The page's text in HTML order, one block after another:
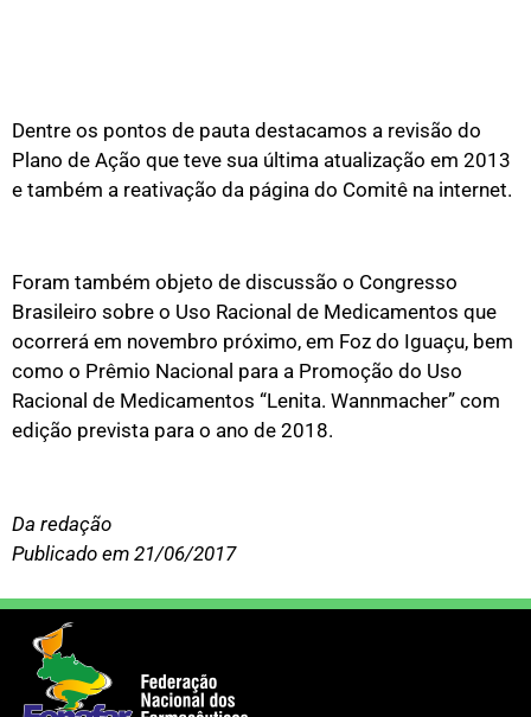
Dentre os pontos de pauta destacamos a revisão do
Plano de Ação que teve sua última atualização em 2013
e também a reativação da página do Comitê na internet.
Foram também objeto de discussão o Congresso
Brasileiro sobre o Uso Racional de Medicamentos que
ocorrerá em novembro próximo, em Foz do Iguaçu, bem
como o Prêmio Nacional para a Promoção do Uso
Racional de Medicamentos “Lenita. Wannmacher” com
edição prevista para o ano de 2018.
Da redação
Publicado em 21/06/2017